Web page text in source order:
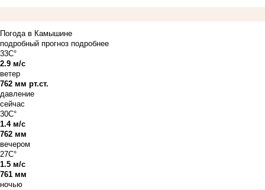
Погода в Камышине
подробный прогноз подробнее
33C°
2.9 м/с
ветер
762 мм рт.ст.
давление
сейчас
30C°
1.4 м/с
762 мм
вечером
27C°
1.5 м/с
761 мм
ночью